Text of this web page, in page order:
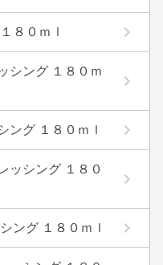
８０ｍｌ
シング １８０ｍ
ング １８０ｍｌ
ッシング １８０
ング １８０ｍｌ